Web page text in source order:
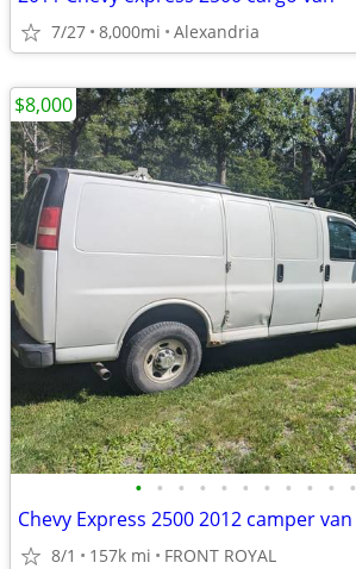
7/27 8,000mi Alexandria
• • • • • • • • • • •
Chevy Express 2500 2012 camper van
8/1 157k mi FRONT ROYAL
$8,000